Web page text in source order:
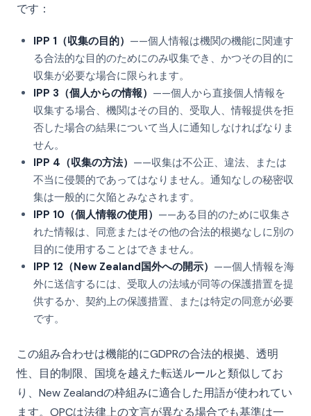
です：
IPP 1（収集の目的） ——個人情報は機関の機能に関連す
る合法的な目的のためにのみ収集でき、かつその目的に
収集が必要な場合に限られます。
IPP 3（個人からの情報） ——個人から直接個人情報を
収集する場合、機関はその目的、受取人、情報提供を拒
否した場合の結果について当人に通知しなければなりま
せん。
IPP 4（収集の方法） ——収集は不公正、違法、または
不当に侵襲的であってはなりません。通知なしの秘密収
集は一般的に欠陥とみなされます。
IPP 10（個人情報の使用） ——ある目的のために収集さ
れた情報は、同意またはその他の合法的根拠なしに別の
目的に使用することはできません。
IPP 12（New Zealand国外への開示） ——個人情報を海
外に送信するには、受取人の法域が同等の保護措置を提
供するか、契約上の保護措置、または特定の同意が必要
です。
この組み合わせは機能的にGDPRの合法的根拠、透明
性、目的制限、国境を越えた転送ルールと類似してお
り、New Zealandの枠組みに適合した用語が使われてい
ます。OPCは法律上の文言が異なる場合でも基準は一